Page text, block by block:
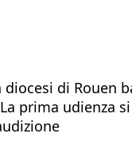
di Rouen
prima udienza